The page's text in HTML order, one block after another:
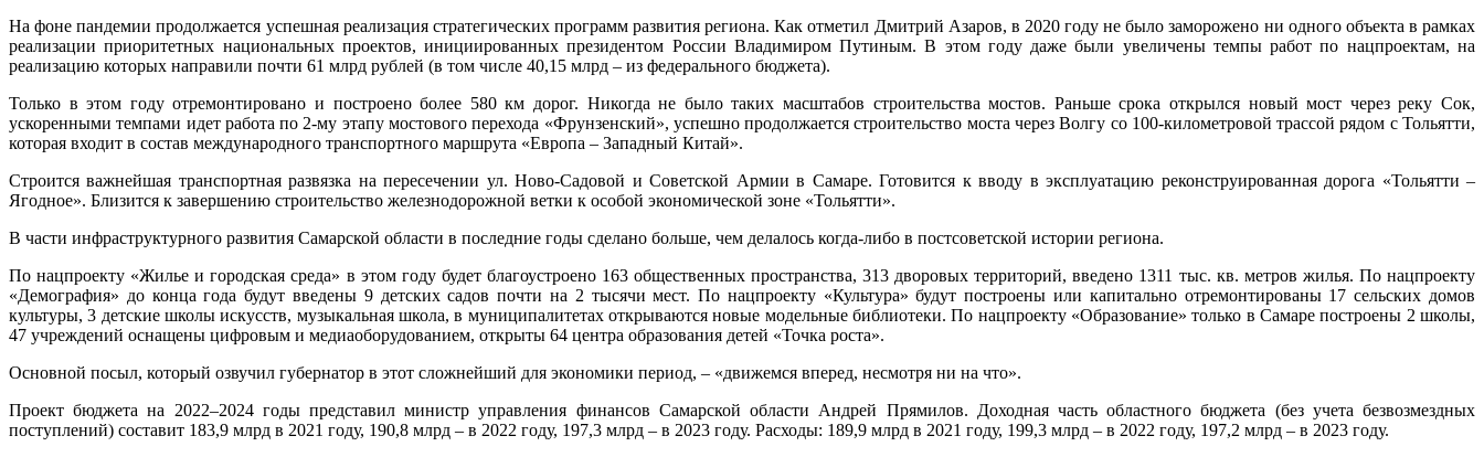
На фоне пандемии продолжается успешная реализация стратегических программ развития региона. Как отметил Дмитрий Азаров, в 2020 году не было заморожено ни одного объекта в рамках
реализации приоритетных национальных проектов, инициированных президентом России Владимиром Путиным. В этом году даже были увеличены темпы работ по нацпроектам, на
реализацию которых направили почти 61 млрд рублей (в том числе 40,15 млрд – из федерального бюджета).
Только в этом году отремонтировано и построено более 580 км дорог. Никогда не было таких масштабов строительства мостов. Раньше срока открылся новый мост через реку Сок,
ускоренными темпами идет работа по 2-му этапу мостового перехода «Фрунзенский», успешно продолжается строительство моста через Волгу со 100-километровой трассой рядом с Тольятти,
которая входит в состав международного транспортного маршрута «Европа – Западный Китай».
Строится важнейшая транспортная развязка на пересечении ул. Ново-Садовой и Советской Армии в Самаре. Готовится к вводу в эксплуатацию реконструированная дорога «Тольятти –
Ягодное». Близится к завершению строительство железнодорожной ветки к особой экономической зоне «Тольятти».
В части инфраструктурного развития Самарской области в последние годы сделано больше, чем делалось когда-либо в постсоветской истории региона.
По нацпроекту «Жилье и городская среда» в этом году будет благоустроено 163 общественных пространства, 313 дворовых территорий, введено 1311 тыс. кв. метров жилья. По нацпроекту
«Демография» до конца года будут введены 9 детских садов почти на 2 тысячи мест. По нацпроекту «Культура» будут построены или капитально отремонтированы 17 сельских домов
культуры, 3 детские школы искусств, музыкальная школа, в муниципалитетах открываются новые модельные библиотеки. По нацпроекту «Образование» только в Самаре построены 2 школы,
47 учреждений оснащены цифровым и медиаоборудованием, открыты 64 центра образования детей «Точка роста».
Основной посыл, который озвучил губернатор в этот сложнейший для экономики период, – «движемся вперед, несмотря ни на что».
Проект бюджета на 2022–2024 годы представил министр управления финансов Самарской области Андрей Прямилов. Доходная часть областного бюджета (без учета безвозмездных
поступлений) составит 183,9 млрд в 2021 году, 190,8 млрд – в 2022 году, 197,3 млрд – в 2023 году. Расходы: 189,9 млрд в 2021 году, 199,3 млрд – в 2022 году, 197,2 млрд – в 2023 году.